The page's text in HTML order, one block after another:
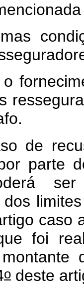
de
parte
dos
caso
foi
o deste